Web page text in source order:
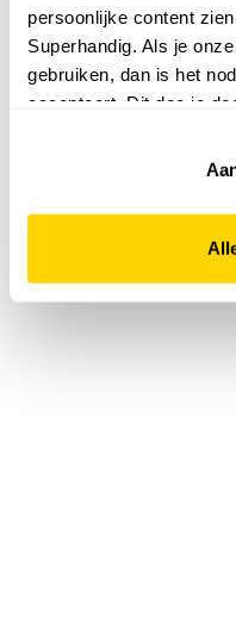
persoonlijke content
Superhandig. Als je
gebruiken, dan is het
accepteert. Dit doe je
website niet optimaal